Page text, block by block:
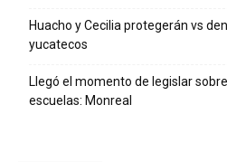
Huacho y Cecilia protegerán vs
yucatecos
Llegó el momento de legislar
escuelas: Monreal